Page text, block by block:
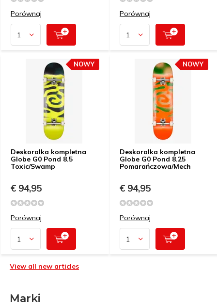
Porównaj Porównaj
Deskorolka kompletna
Globe G0 Pond 8.5
Toxic/Swamp
NOWY
€ 94,95
Porównaj
Deskorolka kompletna
Globe G0 Pond 8.25
Pomarańczowa/Mech
NOWY
€ 94,95
Porównaj
View all new articles
Marki